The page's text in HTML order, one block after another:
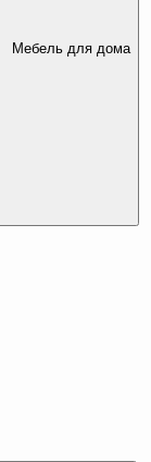
Мебель для дома